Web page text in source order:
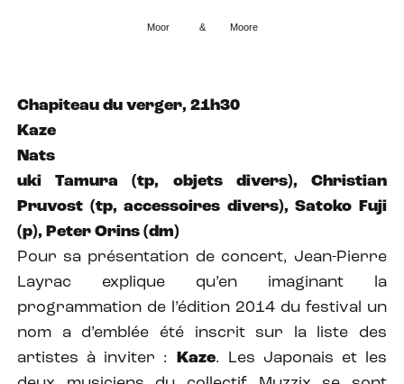
Moor & Moore
Chapiteau du verger, 21h30
Kaze
Nats
uki Tamura (tp, objets divers), Christian
Pruvost (tp, accessoires divers), Satoko Fuji
(p), Peter Orins (dm)
Pour sa présentation de concert, Jean-Pierre
Layrac explique qu’en imaginant la
programmation de l’édition 2014 du festival un
nom a d’emblée été inscrit sur la liste des
artistes à inviter : Kaze. Les Japonais et les